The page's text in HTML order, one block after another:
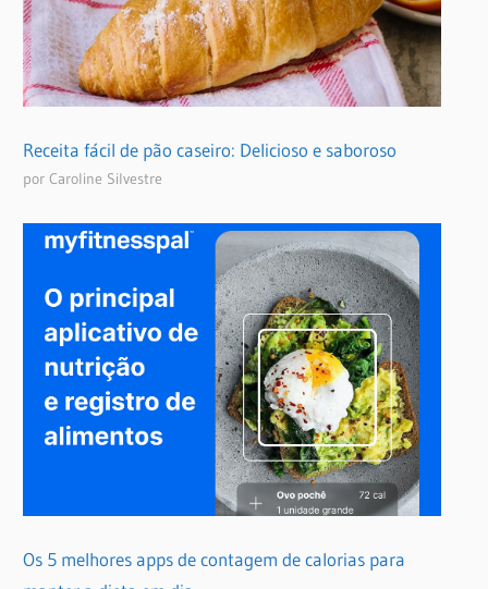
Receita fácil de pão caseiro: Delicioso e saboroso
por Caroline Silvestre
Os 5 melhores apps de contagem de calorias para